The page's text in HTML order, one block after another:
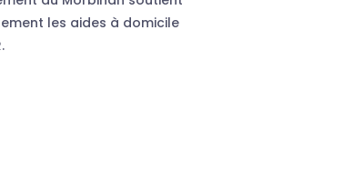
les aides à domicile